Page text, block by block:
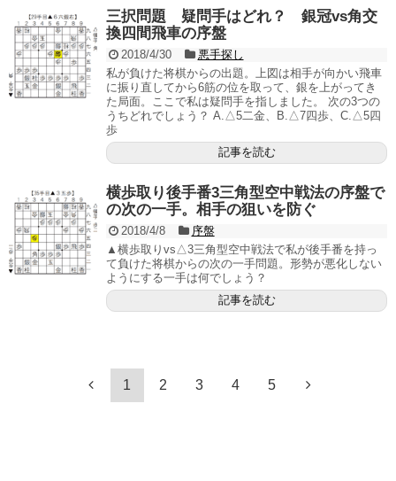
三択問題 疑問手はどれ？ 銀冠vs角交
換四間飛車の序盤
2018/4/30
悪手探し
私が負けた将棋からの出題。上図は相手が向かい飛車
に振り直してから6筋の位を取って、銀を上がってき
た局面。ここで私は疑問手を指しました。 次の3つの
うちどれでしょう？ A.△5二金、B.△7四歩、C.△5四
歩
記事を読む
横歩取り後手番3三角型空中戦法の序盤で
の次の一手。相手の狙いを防ぐ
2018/4/8
序盤
▲横歩取りvs△3三角型空中戦法で私が後手番を持っ
て負けた将棋からの次の一手問題。形勢が悪化しない
ようにする一手は何でしょう？
記事を読む
1 2 3 4 5